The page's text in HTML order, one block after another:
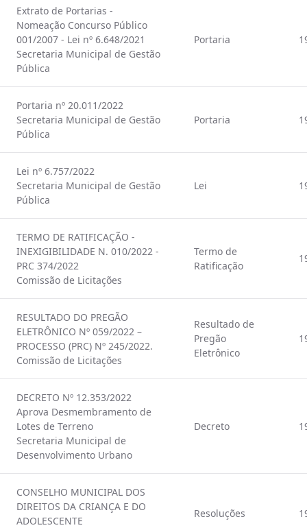
Extrato de Portarias -
Nomeação Concurso Público
001/2007 - Lei nº 6.648/2021
Secretaria Municipal de Gestão
Pública
Portaria
Portaria nº 20.011/2022
Secretaria Municipal de Gestão
Pública
Portaria
Lei nº 6.757/2022
Secretaria Municipal de Gestão
Pública
Lei
TERMO DE RATIFICAÇÃO -
INEXIGIBILIDADE N. 010/2022 -
PRC 374/2022
Comissão de Licitações
Termo de
Ratificação
RESULTADO DO PREGÃO
ELETRÔNICO Nº 059/2022 –
PROCESSO (PRC) Nº 245/2022.
Comissão de Licitações
Resultado de
Pregão
Eletrônico
DECRETO Nº 12.353/2022
Aprova Desmembramento de
Lotes de Terreno
Secretaria Municipal de
Desenvolvimento Urbano
Decreto
CONSELHO MUNICIPAL DOS
DIREITOS DA CRIANÇA E DO
ADOLESCENTE
Resoluções